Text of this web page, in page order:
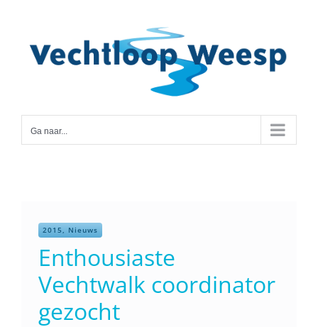
inhoud
Ga naar...
2015, Nieuws
Enthousiaste
Vechtwalk coordinator
gezocht